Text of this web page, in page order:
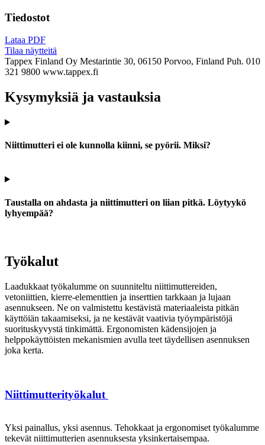
Tiedostot
Lataa PDF
Tilaa näytteitä
Tappex Finland Oy Mestarintie 30, 06150 Porvoo, Finland Puh. 010
321 9800 www.tappex.fi
Kysymyksiä ja vastauksia
Niittimutteri ei ole kunnolla kiinni, se pyörii. Miksi?
Taustalla on ahdasta ja niittimutteri on liian pitkä. Löytyykö
lyhyempää?
Työkalut
Laadukkaat työkalumme on suunniteltu niittimuttereiden,
vetoniittien, kierre-elementtien ja inserttien tarkkaan ja lujaan
asennukseen. Ne on valmistettu kestävistä materiaaleista pitkän
käyttöiän takaamiseksi, ja ne kestävät vaativia työympäristöjä
suorituskyvystä tinkimättä. Ergonomisten kädensijojen ja
helppokäyttöisten mekanismien avulla teet täydellisen asennuksen
joka kerta.
Niittimutterityökalut
Yksi painallus, yksi asennus. Tehokkaat ja ergonomiset työkalumme
tekevät niittimutterien asennuksesta yksinkertaisempaa.